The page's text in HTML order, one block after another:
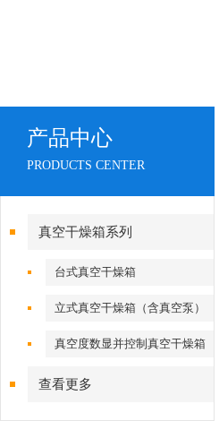
产品中心
PRODUCTS CENTER
真空干燥箱系列
台式真空干燥箱
立式真空干燥箱（含真空泵）
真空度数显并控制真空干燥箱
查看更多